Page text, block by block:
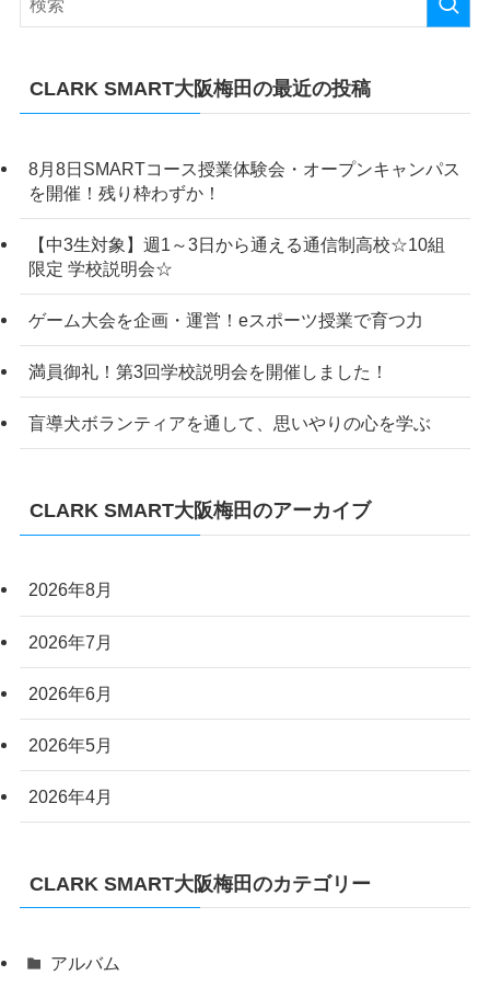
CLARK SMART大阪梅田の最近の投稿
8月8日SMARTコース授業体験会・オープンキャンパス
を開催！残り枠わずか！
【中3生対象】週1～3日から通える通信制高校☆10組
限定 学校説明会☆
ゲーム大会を企画・運営！eスポーツ授業で育つ力
満員御礼！第3回学校説明会を開催しました！
盲導犬ボランティアを通して、思いやりの心を学ぶ
CLARK SMART大阪梅田のアーカイブ
2026年8月
2026年7月
2026年6月
2026年5月
2026年4月
CLARK SMART大阪梅田のカテゴリー
アルバム